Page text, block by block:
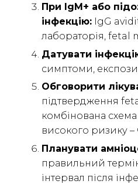
При IgM+ або
інфекцію: IgG
лабораторія, fetal
Датувати
симптоми,
Обговорити
підтвердження
комбінована
високого ризику –
Планувати
правильний
інтервал після